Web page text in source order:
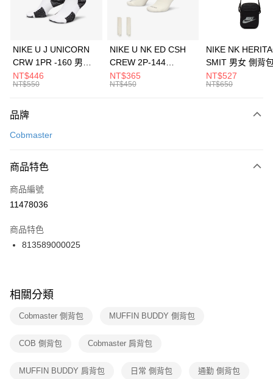
華南商業銀行
彰化商業銀行
上海商業儲蓄銀行
元大商業銀行
台灣樂天信用卡公司
Apple Pay
全盈+PAY
AFTEE先享後付
【關於「AFTEE先享後付」】
便利好安心！
３．安心：先確認商品／服務後，再付款。
【「AFTEE先享後付」結帳流程】
１．於結帳方式選擇「AFTEE先享後付」後，將跳轉至「AFTEE先享後付」
２．訂單成立數日內，您將收到繳費通知簡訊。
３．收到繳費通知簡訊後14天內，點擊此簡訊中的連結，可透過四大超商／
ATM／網路銀行／等多元方式進行付款，方視為交易完成。
※ 交易是否成功請以「AFTEE先享後付 」之結帳頁面顯示為準，若有關於
是否繳費成功／繳費後需取消欲退款等相關疑問，請聯繫「AFTEE先享後付
客戶支援中心」https://netprotections.freshdesk.com/support/home
１．透過由恩沛科技股份有限公司提供之「AFTEE先享後付」服務完成之交
權轉讓予恩沛科技股份有限公司。
運送方式
每筆NT$100，滿NT$1,500(含以上)免運費
宅配
每筆NT$100，滿NT$1,500(含以上)免運費
付款後門市自取
每筆NT$100，滿NT$1,500(含以上)免運費
NIKE U J UNICORN
CRW 1PR -160 男女
中統襪 FZ3393100
NT$446
NT$550
NIKE U NK ED CSH
CREW 2P-144
EMBRDY 男女 短統襪
FZ3073133
NT$365
NT$450
NIKE NK
SMIT 男女 側背
BA5871010
NT$527
NT$650
品牌
Cobmaster
商品特色
商品編號
11478036
商品特色
813589000025
相關分類
Cobmaster 側背包 MUFFIN BUDDY 側背包
COB 側背包 Cobmaster 肩背包
MUFFIN BUDDY 肩背包 日常 側背包 通勤 側背包